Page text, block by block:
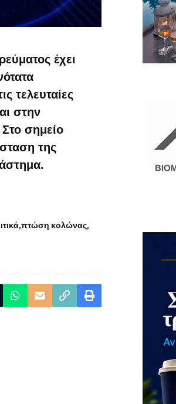
έχει
τελευταίες
στην
σημείο
της
πτώση κολώνας